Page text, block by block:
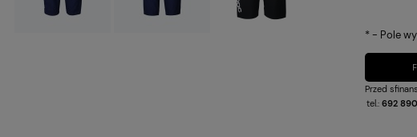
*- Pole
Przed
tel.:692